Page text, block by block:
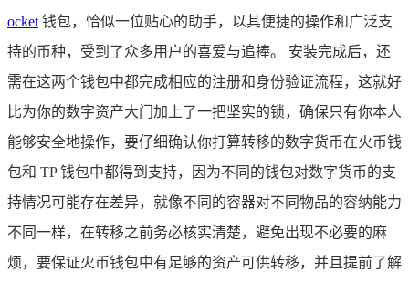
ocket 钱包，恰似一位贴心的助手，以其便捷的操作和广泛支
持的币种，受到了众多用户的喜爱与追捧。 安装完成后，还
需在这两个钱包中都完成相应的注册和身份验证流程，这就好
比为你的数字资产大门加上了一把坚实的锁，确保只有你本人
能够安全地操作，要仔细确认你打算转移的数字货币在火币钱
包和 TP 钱包中都得到支持，因为不同的钱包对数字货币的支
持情况可能存在差异，就像不同的容器对不同物品的容纳能力
不同一样，在转移之前务必核实清楚，避免出现不必要的麻
烦，要保证火币钱包中有足够的资产可供转移，并且提前了解